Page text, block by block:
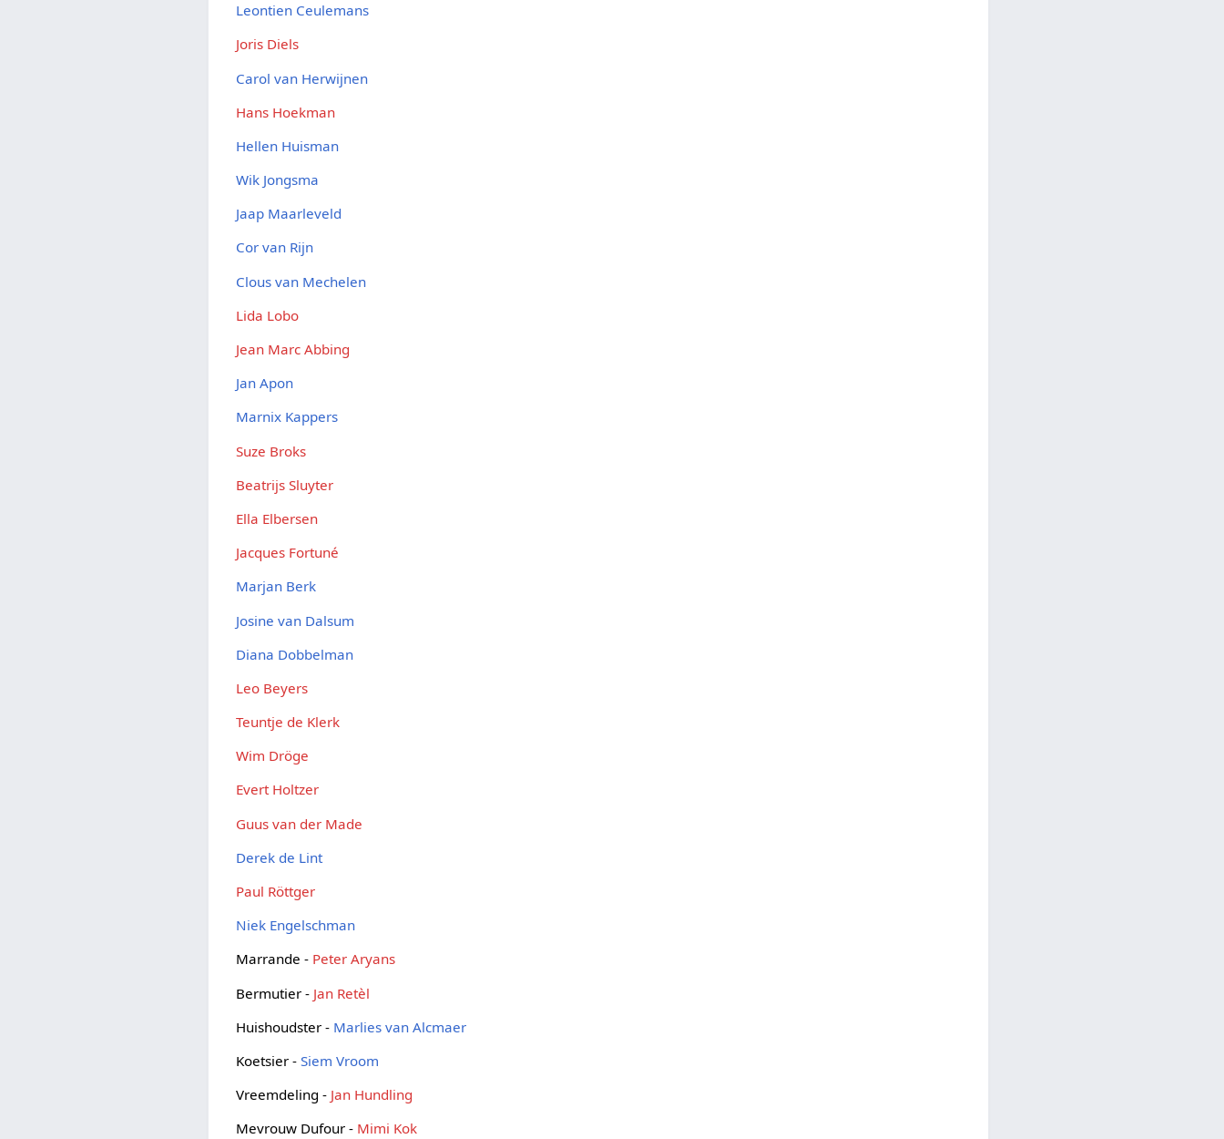
Leontien Ceulemans
Joris Diels
Carol van Herwijnen
Hans Hoekman
Hellen Huisman
Wik Jongsma
Jaap Maarleveld
Cor van Rijn
Clous van Mechelen
Lida Lobo
Jean Marc Abbing
Jan Apon
Marnix Kappers
Suze Broks
Beatrijs Sluyter
Ella Elbersen
Jacques Fortuné
Marjan Berk
Josine van Dalsum
Diana Dobbelman
Leo Beyers
Teuntje de Klerk
Wim Dröge
Evert Holtzer
Guus van der Made
Derek de Lint
Paul Röttger
Niek Engelschman
Marrande - Peter Aryans
Bermutier - Jan Retèl
Huishoudster - Marlies van Alcmaer
Koetsier -Siem Vroom
Vreemdeling - Jan Hundling
Mevrouw Dufour - Mimi Kok